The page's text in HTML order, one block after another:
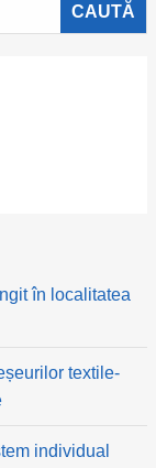
în localitatea
textile-
individual